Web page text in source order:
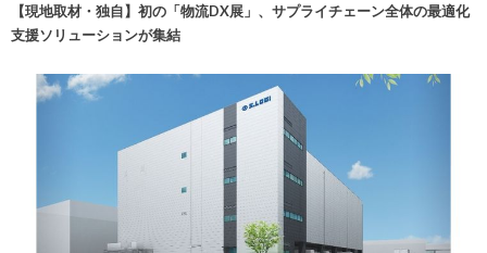
【現地取材・独自】初の「物流DX展」、サプライチェーン全体の最適化
支援ソリューションが集結